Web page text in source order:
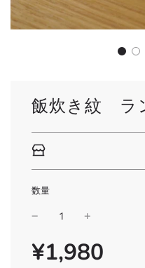
飯炊き紋 ラ
数量
SALE
PRICE
通
常
¥1,980